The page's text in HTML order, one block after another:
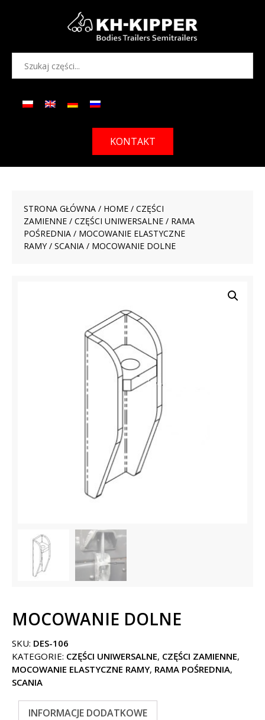
KONTAKT
STRONA GŁÓWNA / HOME / CZĘŚCI
ZAMIENNE / CZĘŚCI UNIWERSALNE / RAMA
POŚREDNIA / MOCOWANIE ELASTYCZNE
RAMY/ SCANIA / MOCOWANIE DOLNE
MOCOWANIE DOLNE
SKU: DES-106
KATEGORIE: CZĘŚCI UNIWERSALNE, CZĘŚCI ZAMIENNE,
MOCOWANIE ELASTYCZNE RAMY, RAMA POŚREDNIA,
SCANIA
INFORMACJE DODATKOWE